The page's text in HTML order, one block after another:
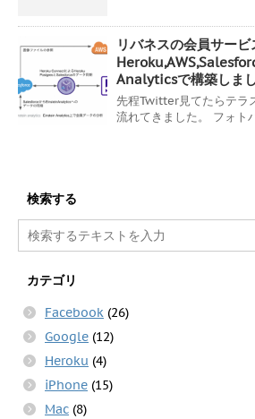
リバネスの会員サービ
Analyticsで構築しま
先程Twitter見てたらテラ
流れてきました。 フォト
検索する
カテゴリ
Facebook (26)
Google (12)
Heroku (4)
iPhone (15)
Mac (8)